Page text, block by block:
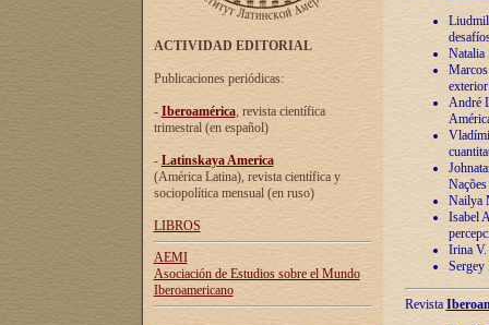
ACTIVIDAD EDITORIAL
Publicaciones periódicas:
- Iberoamérica, revista científica
trimestral (en español)
- Latinskaya America
(América Latina), revista científica y
sociopolítica mensual (en ruso)
LIBROS
AEMI
Asociación de Estudios sobre el Mundo
Iberoamericano
Natalia
André
Nailya
Isabel
Irina V.
Sergey
Revista